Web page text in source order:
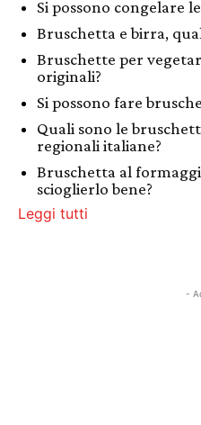
Si possono congelare
Bruschetta e birra,
Bruschette per
originali?
Si possono fare
Quali sono le
regionali italiane?
Bruschetta al
scioglierlo bene?
Leggi tutti
-